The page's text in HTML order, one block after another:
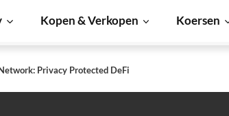
Kopen & Verkopen Koersen
Privacy Protected DeFi